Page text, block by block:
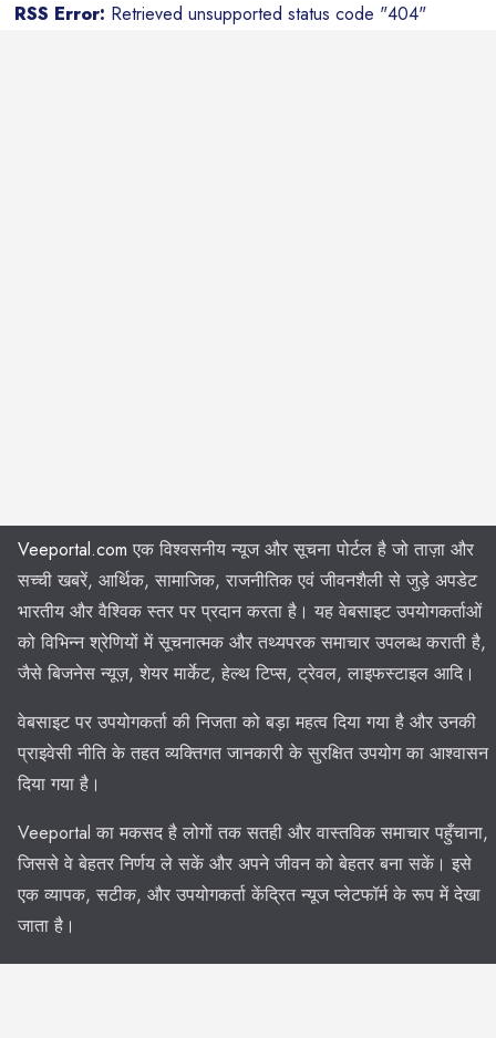
RSS Error: Retrieved unsupported status code "404"
Veeportal.com एक विश्वसनीय न्यूज और सूचना पोर्टल है जो ताज़ा और
सच्ची खबरें, आर्थिक, सामाजिक, राजनीतिक एवं जीवनशैली से जुड़े अपडेट
भारतीय और वैश्विक स्तर पर प्रदान करता है। यह वेबसाइट उपयोगकर्ताओं
को विभिन्न श्रेणियों में सूचनात्मक और तथ्यपरक समाचार उपलब्ध कराती है,
जैसे बिजनेस न्यूज़, शेयर मार्केट, हेल्थ टिप्स, ट्रेवल, लाइफस्टाइल आदि।
वेबसाइट पर उपयोगकर्ता की निजता को बड़ा महत्व दिया गया है और उनकी
प्राइवेसी नीति के तहत व्यक्तिगत जानकारी के सुरक्षित उपयोग का आश्वासन
दिया गया है।
Veeportal का मकसद है लोगों तक सतही और वास्तविक समाचार पहुँचाना,
जिससे वे बेहतर निर्णय ले सकें और अपने जीवन को बेहतर बना सकें। इसे
एक व्यापक, सटीक, और उपयोगकर्ता केंद्रित न्यूज प्लेटफॉर्म के रूप में देखा
जाता है।